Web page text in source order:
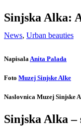
Sinjska Alka:
News, Urban beauties
NapisalaAnita Palada
Foto Muzej Sinjske Alke
Naslovnica Muzej Sinjske
Sinjska Alka –